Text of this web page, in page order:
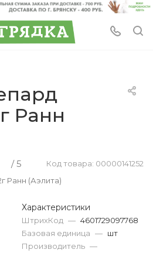
Ранн
/ 5
Код товара: 00000141252
Ранн (Аэлита)
Характеристики
ШтрихКод — 4601729097768
Базовая единица — шт
Производитель —